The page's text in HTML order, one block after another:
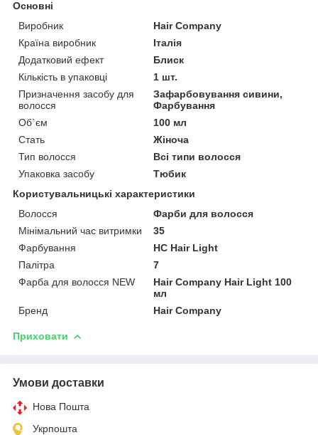
Основні
Виробник
Hair Company
Країна виробник
Італія
Додатковий ефект
Блиск
Кількість в упаковці
1 шт.
Призначення засобу для
волосся
Зафарбовування сивини,
Фарбування
Об`єм
100 мл
Стать
Жіноча
Тип волосся
Всі типи волосся
Упаковка засобу
Тюбик
Користувальницькі характеристики
Волосся
Фарби для волосся
Мінімальний час витримки
35
Фарбування
HC Hair Light
Палітра
7
Фарба для волосся NEW
Hair Company Hair Light 100
мл
Бренд
Hair Company
Приховати
Умови доставки
Нова Пошта
Укрпошта